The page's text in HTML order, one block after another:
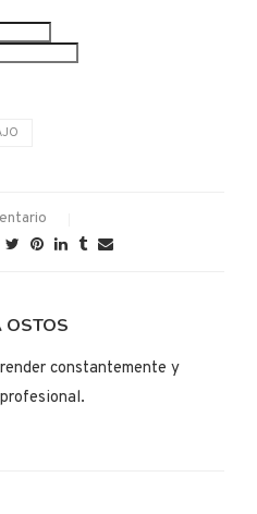
OSTOS
constantemente y